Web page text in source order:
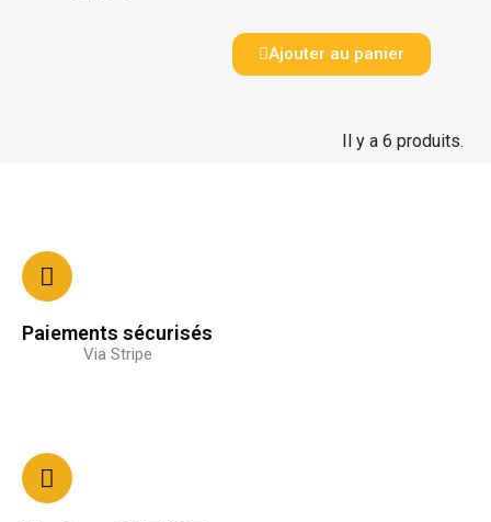
Ajouter au panier
Il y a 6 produits.
Paiements sécurisés
Via Stripe